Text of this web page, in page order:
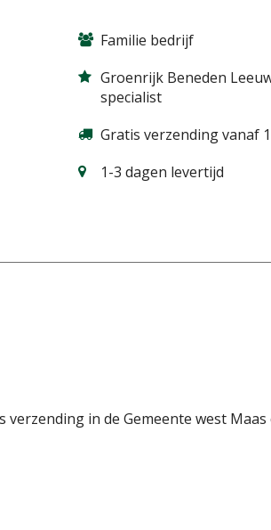
Familie bedrijf
Groenrijk Beneden
specialist
Gratis verzending vanaf
1-3 dagen levertijd
in de Gemeente west Maas